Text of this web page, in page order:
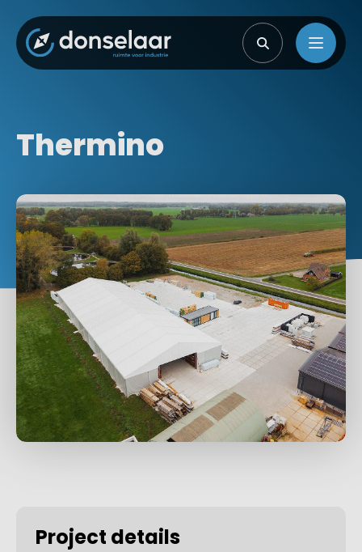
Thermino
Project details